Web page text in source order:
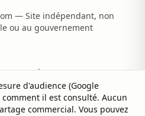
— Site indépendant, non
ou au gouvernement
À propos
Contact Soutenir
d'audience (Google
il est consulté. Aucun
commercial. Vous pouvez